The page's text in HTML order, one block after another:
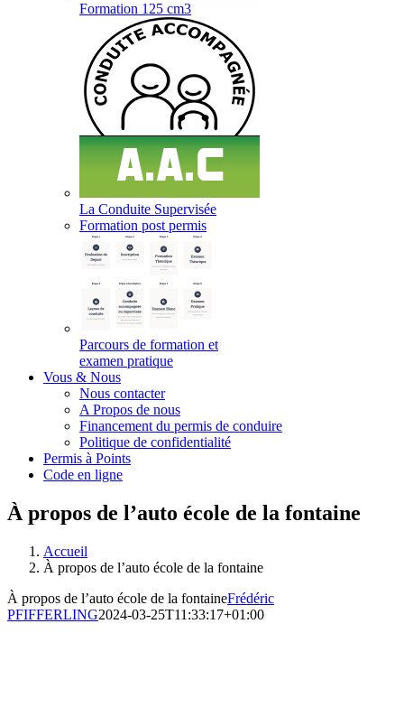
Formation 125 cm3
La Conduite Supervisée
Formation post permis
Parcours de formation et
examen pratique
Vous & Nous
Nous contacter
A Propos de nous
Financement du permis de conduire
Politique de confidentialité
Permis à Points
Code en ligne
À propos de l’auto école de la fontaine
Accueil
À propos de l’auto école de la fontaine
À propos de l’auto école de la fontaineFrédéric
PFIFFERLING2024-03-25T11:33:17+01:00